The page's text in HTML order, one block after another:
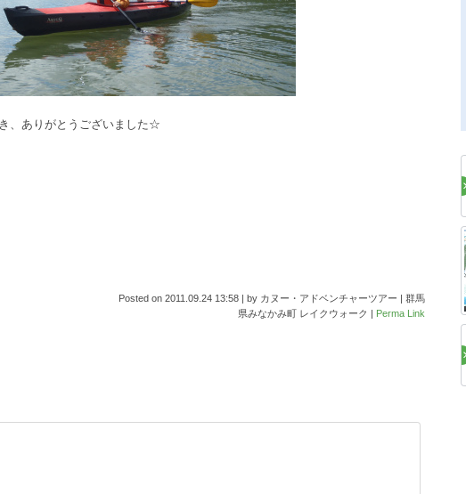
、ありがとうございました☆
Posted on 2011.09.24 13:58 | by カヌー・アドベンチャーツアー | 群馬
県みなかみ町 レイクウォーク | Perma Link